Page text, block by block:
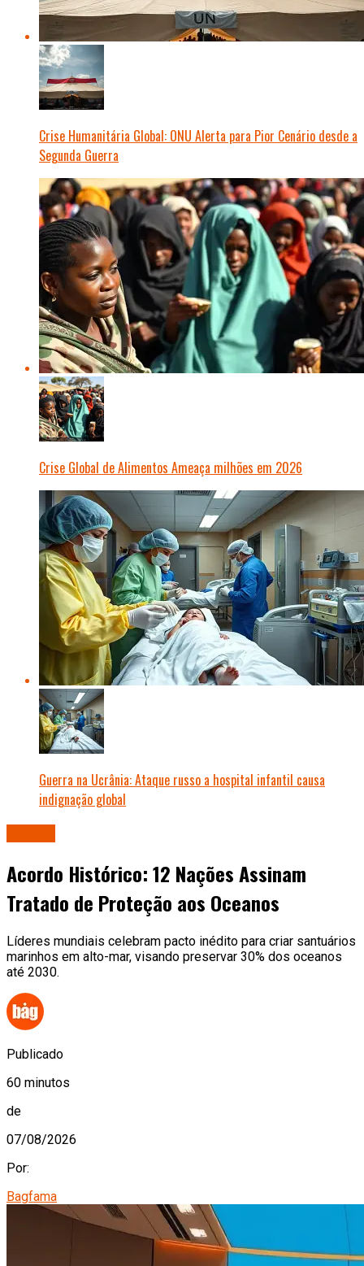
Crise Humanitária Global: ONU Alerta para Pior Cenário desde a
Segunda Guerra
Crise Global de Alimentos Ameaça milhões em 2026
Guerra na Ucrânia: Ataque russo a hospital infantil causa
indignação global
Acordo Histórico: 12 Nações Assinam
Tratado de Proteção aos Oceanos
Líderes mundiais celebram pacto inédito para criar santuários
marinhos em alto-mar, visando preservar 30% dos oceanos
até 2030.
Publicado
60 minutos
de
07/08/2026
Por:
Bagfama